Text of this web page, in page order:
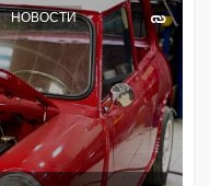
НОВОСТИ